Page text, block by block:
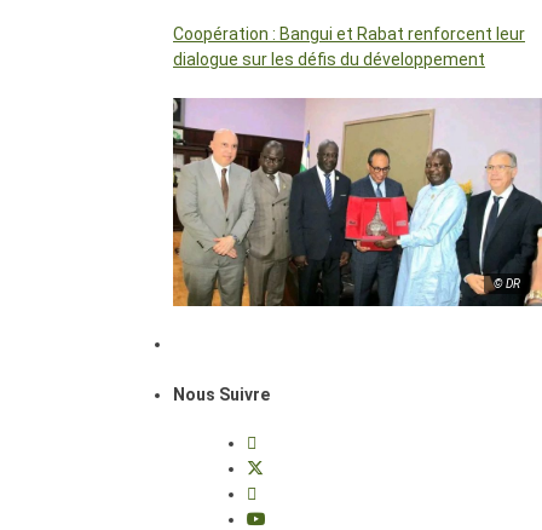
Coopération : Bangui et Rabat renforcent leur
dialogue sur les défis du développement
© DR
Nous Suivre